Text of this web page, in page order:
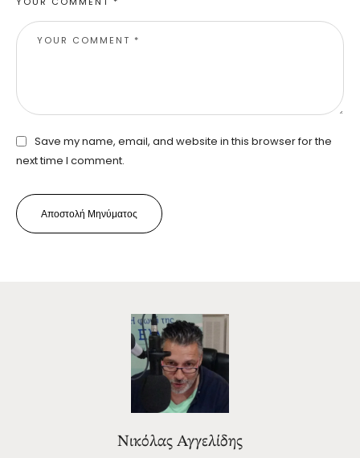
Save my name, email, and website in this browser for the
next time I comment.
Αποστολή Μηνύματος
Νικόλας Αγγελίδης